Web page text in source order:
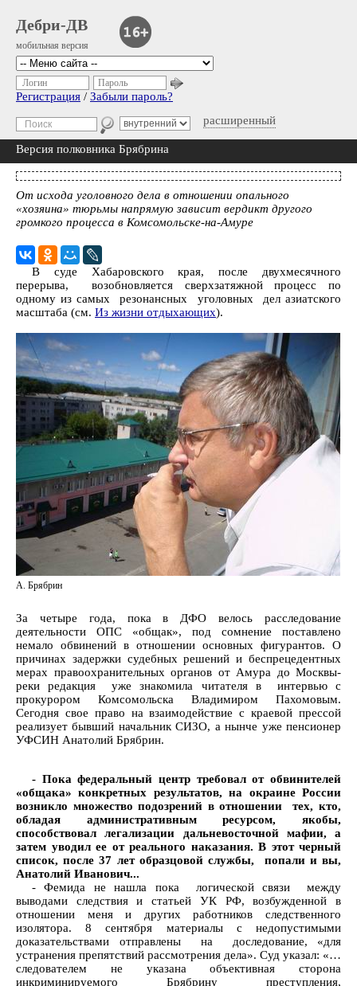
Дебри-ДВ
мобильная версия
расширенный
Логин Пароль
Регистрация / Забыли пароль?
Версия полковника Брябрина
От исхода уголовного дела в отношении опального
«хозяина» тюрьмы напрямую зависит вердикт другого
громкого процесса в Комсомольске-на-Амуре
В суде Хабаровского края, после двухмесячного
перерыва, возобновляется сверхзатяжной процесс по
одному из самых резонансных уголовных дел азиатского
масштаба (см. Из жизни отдыхающих).
А. Брябрин
За четыре года, пока в ДФО велось расследование
деятельности ОПС «общак», под сомнение поставлено
немало обвинений в отношении основных фигурантов. О
причинах задержки судебных решений и беспрецедентных
мерах правоохранительных органов от Амура до Москвы-
реки редакция уже знакомила читателя в интервью с
прокурором Комсомольска Владимиром Пахомовым.
Сегодня свое право на взаимодействие с краевой прессой
реализует бывший начальник СИЗО, а нынче уже пенсионер
УФСИН Анатолий Брябрин.
- Пока федеральный центр требовал от обвинителей
«общака» конкретных результатов, на окраине России
возникло множество подозрений в отношении тех, кто,
обладая административным ресурсом, якобы,
способствовал легализации дальневосточной мафии, а
затем уводил ее от реального наказания. В этот черный
список, после 37 лет образцовой службы, попали и вы,
Анатолий Иванович...
- Фемида не нашла пока логической связи между
выводами следствия и статьей УК РФ, возбужденной в
отношении меня и других работников следственного
изолятора. 8 сентября материалы с недопустимыми
доказательствами отправлены на доследование, «для
устранения препятствий рассмотрения дела». Суд указал: «…
следователем не указана объективная сторона
инкриминируемого Брябрину преступления,